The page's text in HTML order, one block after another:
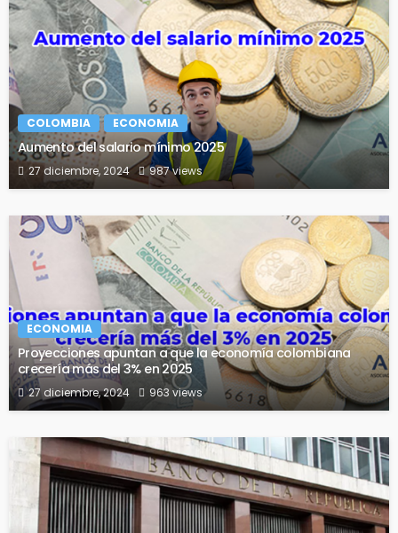
COLOMBIA ECONOMIA
Aumento del salario mínimo 2025
27 diciembre, 2024 987 views
ECONOMIA
Proyecciones apuntan a que la economía colombiana
crecería más del 3% en 2025
27 diciembre, 2024 963 views